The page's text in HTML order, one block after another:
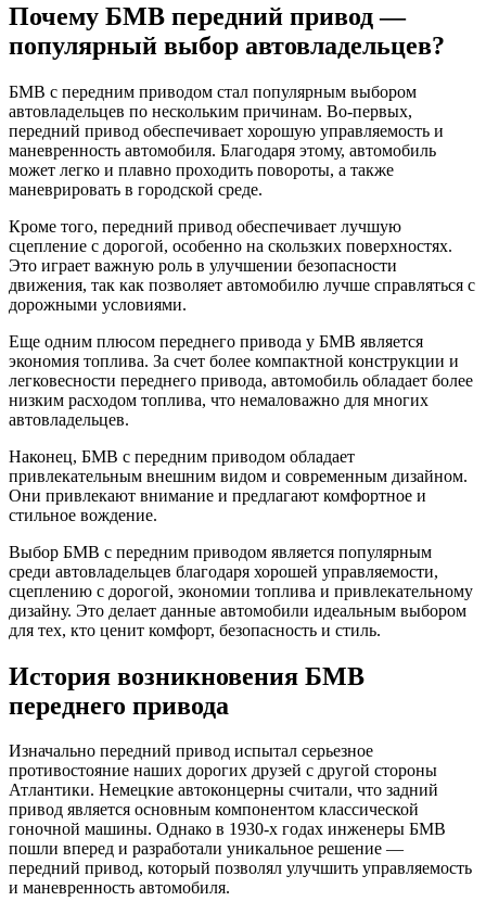
Почему БМВ передний привод —
популярный выбор автовладельцев?
БМВ с передним приводом стал популярным выбором
автовладельцев по нескольким причинам. Во-первых,
передний привод обеспечивает хорошую управляемость и
маневренность автомобиля. Благодаря этому, автомобиль
может легко и плавно проходить повороты, а также
маневрировать в городской среде.
Кроме того, передний привод обеспечивает лучшую
сцепление с дорогой, особенно на скользких поверхностях.
Это играет важную роль в улучшении безопасности
движения, так как позволяет автомобилю лучше справляться с
дорожными условиями.
Еще одним плюсом переднего привода у БМВ является
экономия топлива. За счет более компактной конструкции и
легковесности переднего привода, автомобиль обладает более
низким расходом топлива, что немаловажно для многих
автовладельцев.
Наконец, БМВ с передним приводом обладает
привлекательным внешним видом и современным дизайном.
Они привлекают внимание и предлагают комфортное и
стильное вождение.
Выбор БМВ с передним приводом является популярным
среди автовладельцев благодаря хорошей управляемости,
сцеплению с дорогой, экономии топлива и привлекательному
дизайну. Это делает данные автомобили идеальным выбором
для тех, кто ценит комфорт, безопасность и стиль.
История возникновения БМВ
переднего привода
Изначально передний привод испытал серьезное
противостояние наших дорогих друзей с другой стороны
Атлантики. Немецкие автоконцерны считали, что задний
привод является основным компонентом классической
гоночной машины. Однако в 1930-х годах инженеры БМВ
пошли вперед и разработали уникальное решение —
передний привод, который позволял улучшить управляемость
и маневренность автомобиля.